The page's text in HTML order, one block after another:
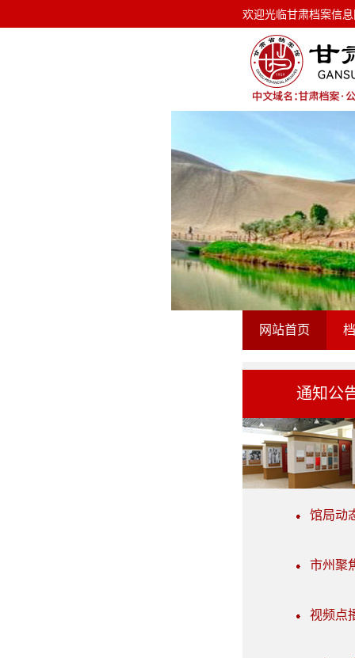
欢迎光临甘肃档案信
网站首页
通知公
馆局动
市州聚
视频点